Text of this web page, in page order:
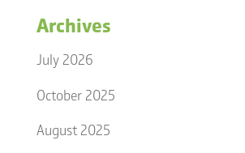
Archives
July 2026
October 2025
August 2025